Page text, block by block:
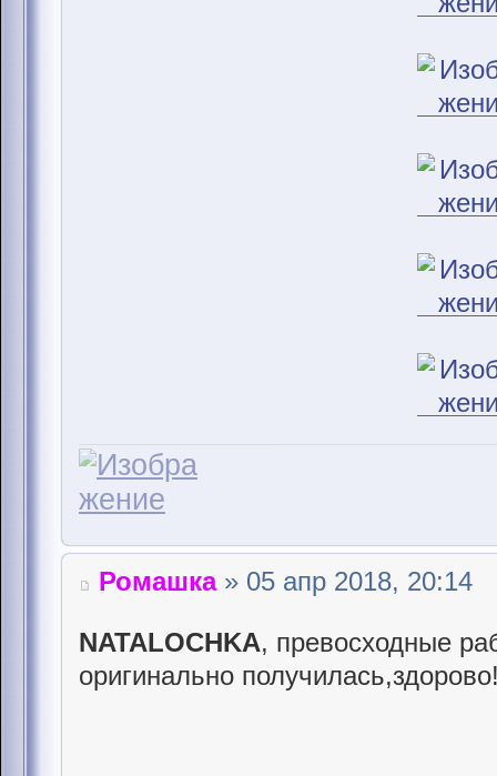
Ромашка» 05 апр 2018, 20:14
NATALOCHKA, превосходные
оригинально